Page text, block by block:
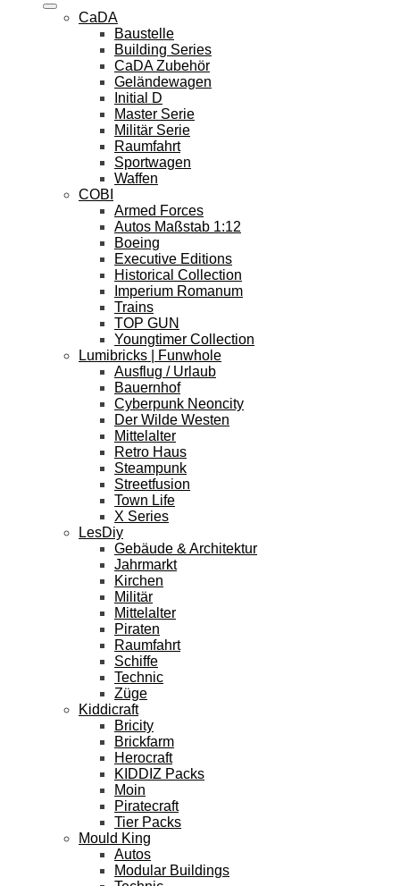
CaDA
Baustelle
Building Series
CaDA Zubehör
Geländewagen
Initial D
Master Serie
Militär Serie
Raumfahrt
Sportwagen
Waffen
COBI
Armed Forces
Autos Maßstab 1:12
Boeing
Executive Editions
Historical Collection
Imperium Romanum
Trains
TOP GUN
Youngtimer Collection
Lumibricks | Funwhole
Ausflug / Urlaub
Bauernhof
Cyberpunk Neoncity
Der Wilde Westen
Mittelalter
Retro Haus
Steampunk
Streetfusion
Town Life
X Series
LesDiy
Gebäude & Architektur
Jahrmarkt
Kirchen
Militär
Mittelalter
Piraten
Raumfahrt
Schiffe
Technic
Züge
Kiddicraft
Bricity
Brickfarm
Herocraft
KIDDIZ Packs
Moin
Piratecraft
Tier Packs
Mould King
Autos
Modular Buildings